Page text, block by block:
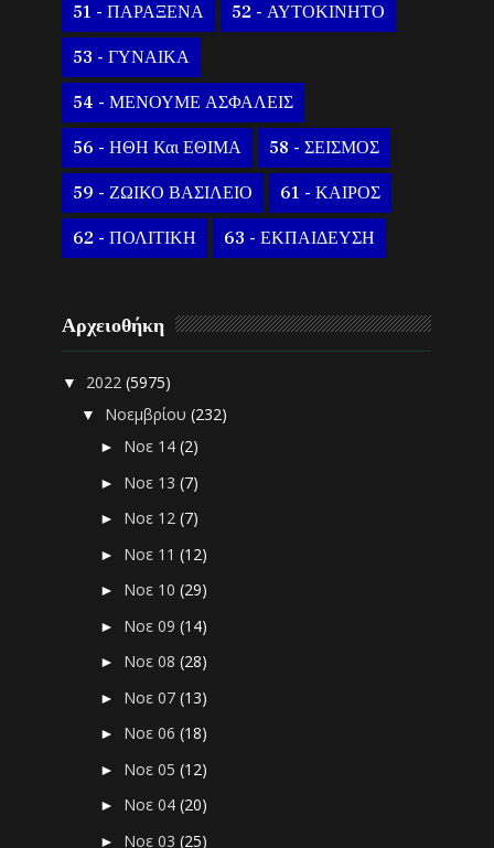
51 - ΠΑΡΑΞΕΝΑ 52 - ΑΥΤΟΚΙΝΗΤΟ
53 - ΓΥΝΑΙΚΑ
54 - ΜΕΝΟΥΜΕ ΑΣΦΑΛΕΙΣ
56 - ΗΘΗ Και ΕΘΙΜΑ 58 - ΣΕΙΣΜΟΣ
59 - ΖΩΙΚΟ ΒΑΣΙΛΕΙΟ 61 - ΚΑΙΡΟΣ
62 - ΠΟΛΙΤΙΚΗ 63 - ΕΚΠΑΙΔΕΥΣΗ
Αρχειοθήκη
▼ 2022(5975)
▼ Νοεμβρίου(232)
► Νοε 14(2)
► Νοε 13(7)
► Νοε 12(7)
► Νοε 11(12)
► Νοε 10(29)
► Νοε 09(14)
► Νοε 08(28)
► Νοε 07(13)
► Νοε 06(18)
► Νοε 05(12)
► Νοε 04(20)
► Νοε 03(25)